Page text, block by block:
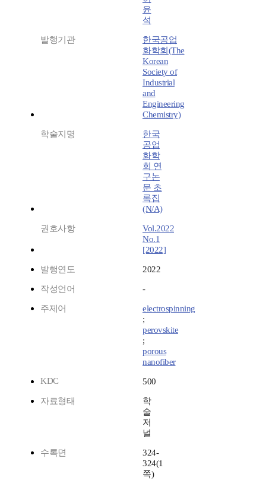
윤
석
발행기관
한국공업
화학회(The
Korean
Society of
Industrial
and
Engineering
Chemistry)
학술지명
한국
공업
화학
회 연
구논
문 초
록집
(N/A)
권호사항
Vol.2022
No.1
[2022]
발행연도 2022
작성언어 -
주제어
electrospinning
;
perovskite
;
porous
nanofiber
KDC
500
자료형태
학
술
저
널
수록면
324-
324(1
쪽)